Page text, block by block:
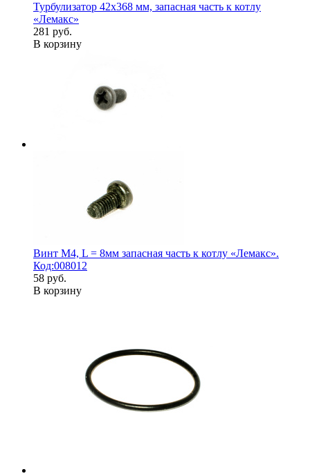
Турбулизатор 42х368 мм, запасная часть к котлу
«Лемакс»
281 руб.
В корзину
Винт М4, L = 8мм запасная часть к котлу «Лемакс».
Код:008012
58 руб.
В корзину